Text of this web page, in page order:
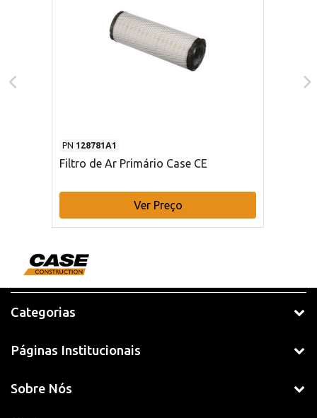
PN 128781A1
Filtro de Ar Primário Case CE
Ver Preço
Categorias
Páginas Institucionais
Sobre Nós